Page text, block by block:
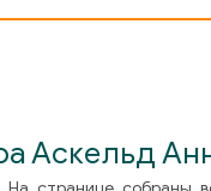
Аскельд